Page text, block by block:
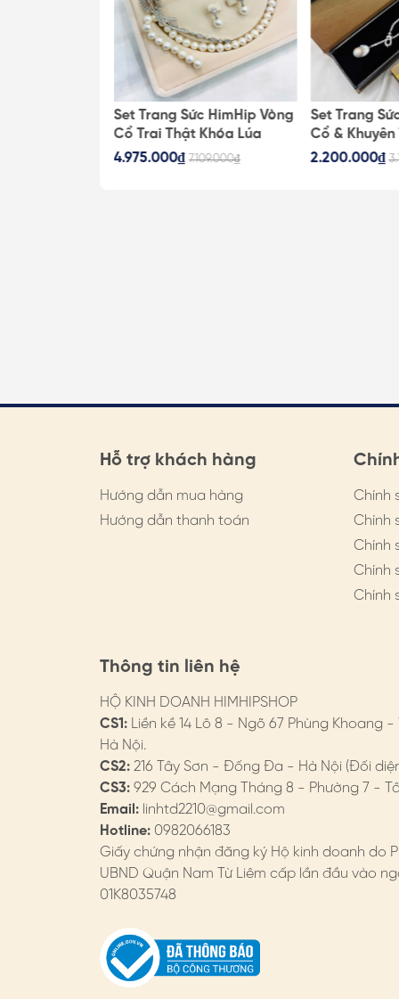
Set Trang Sức HimHip Vòng
Cổ Trai Thật Khóa Lúa
62cm, Vòng Tay, Khuyên Tai
4.975.000₫ 7.109.000₫
Set Trang
Cổ &
Trai Thật
2.200.000₫
Hỗ trợ khách hàng
Hướng dẫn mua hàng
Hướng dẫn thanh toán
Chính
Chính
Chính
Chính
Chính
Thông tin liên hệ
HỘ KINH DOANH HIMHIPSHOP
CS1: Liền kề 14 Lô 8 - Ngõ 67 Phùng Khoang
Hà Nội.
CS2: 216 Tây Sơn - Đống Đa - Hà Nội (Đối
CS3: 929 Cách Mạng Tháng 8 - Phường 7 -
Email: linhtd2210@gmail.com
Hotline: 0982066183
Giấy chứng nhận đăng ký Hộ kinh doanh do
UBND Quận Nam Từ Liêm cấp lần đầu vào
01K8035748